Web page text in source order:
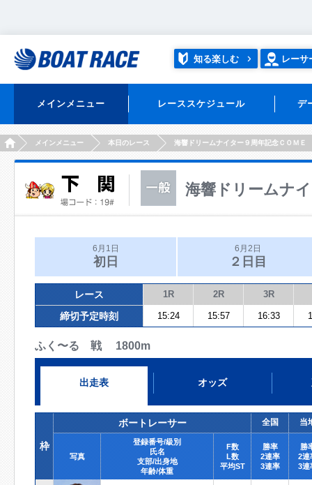
知る楽しむ レーサ
メインメニュー レーススケジュール デ
HOMEメインメニュー 本日のレース 海響ドリームナイター９周年記念ＣＯＭ
海響ドリームナ
6月1日
初日
6月2日
２日目
レース 1R 2R 3R
締切予定時刻 15:24 15:57 16:33
ふく〜る 戦 1800m
出走表 オッズ
枠
ボートレーサー 全国 当
写真
登録番号/級別
氏名
支部/出身地
年齢/体重
F数
L数
平均ST
勝率
2連率
3連率
勝
2連
3連